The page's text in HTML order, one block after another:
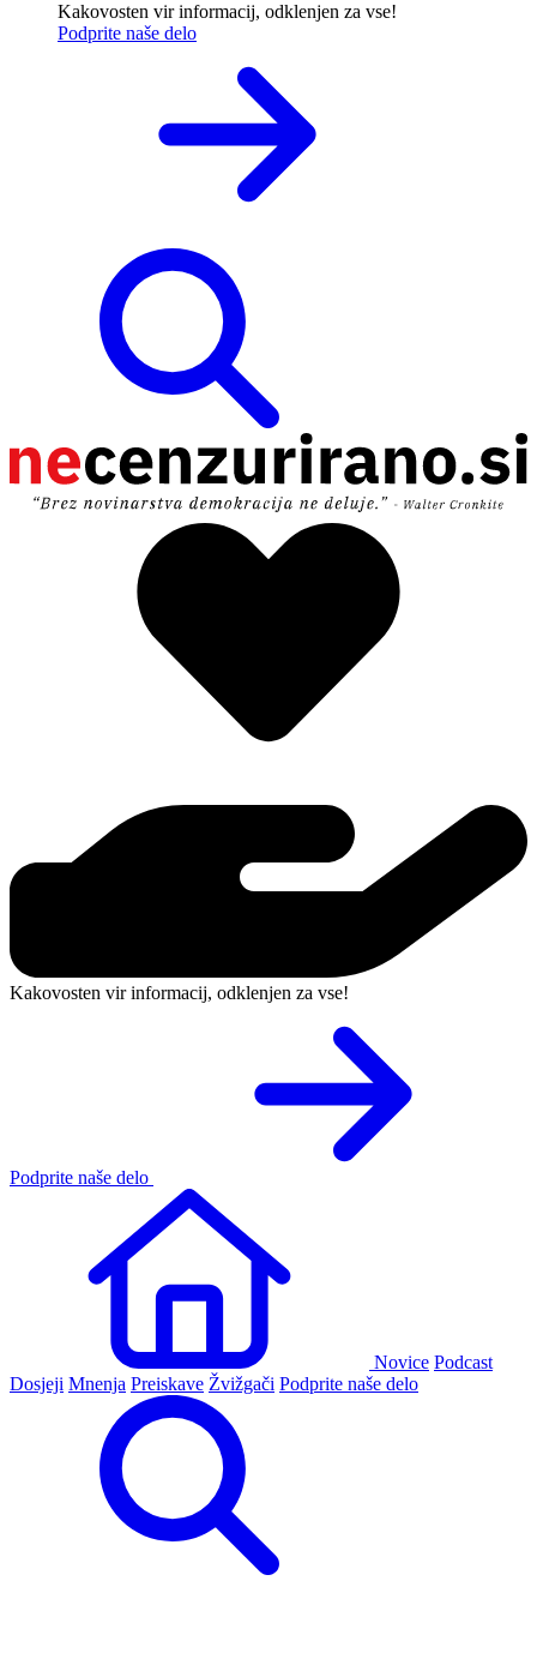
Kakovosten vir informacij, odklenjen za vse!
Podprite naše delo
Kakovosten vir informacij, odklenjen za vse!
Podprite naše delo
Novice Podcast
Dosjeji Mnenja Preiskave Žvižgači Podprite naše delo